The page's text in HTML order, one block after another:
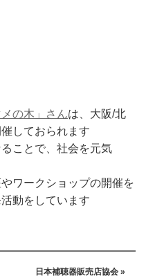
の木」さんは、大阪/北
しておられます
ことで、社会を元気
ワークショップの開催を
動をしています
日本補聴器販売店協会 »